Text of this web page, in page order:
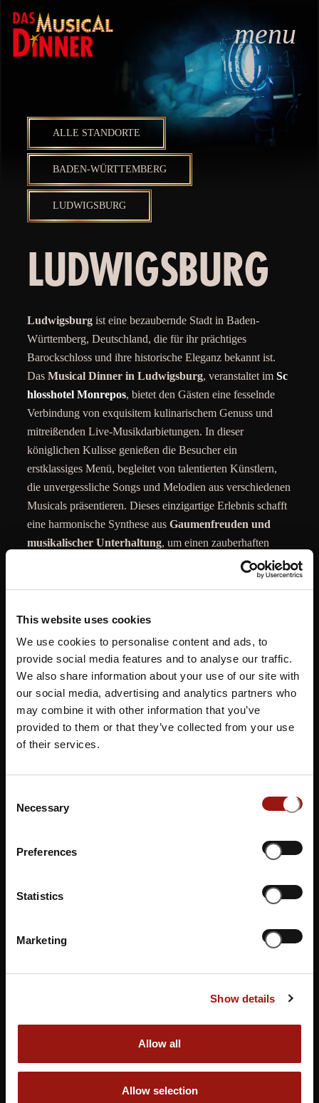
This website uses cookies
We use cookies to personalise content and ads, to
provide social media features and to analyse our traffic.
We also share information about your use of our site with
our social media, advertising and analytics partners who
may combine it with other information that you’ve
provided to them or that they’ve collected from your use
of their services.
Selection
Necessary
Preferences
Statistics
Marketing
Show details
Allow all
Allow selection
menu
ALLE STANDORTE
BADEN-WÜRTTEMBERG
LUDWIGSBURG
LUDWIGSBURG
Ludwigsburg ist eine bezaubernde Stadt in Baden-
Württemberg, Deutschland, die für ihr prächtiges
Barockschloss und ihre historische Eleganz bekannt ist.
Das Musical Dinner in Ludwigsburg, veranstaltet im Sc
hlosshotel Monrepos, bietet den Gästen eine fesselnde
Verbindung von exquisitem kulinarischem Genuss und
mitreißenden Live-Musikdarbietungen. In dieser
königlichen Kulisse genießen die Besucher ein
erstklassiges Menü, begleitet von talentierten Künstlern,
die unvergessliche Songs und Melodien aus verschiedenen
Musicals präsentieren. Dieses einzigartige Erlebnis schafft
eine harmonische Synthese aus Gaumenfreuden und
musikalischer Unterhaltung, um einen zauberhaften
Abend voller Freude und Genuss zu bieten, der die Pracht
Gastronom*innen indem Sie einen Gutschein erwerben.
Gutschein buchen
SAMSTAG, 06 FEB. 2027
Mann über Bord